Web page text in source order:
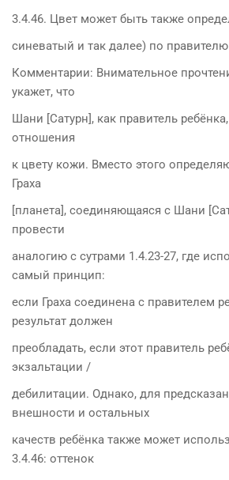
3.4.46. Цвет может быть также
синеватый и так далее) по
Комментарии: Внимательное
укажет, что
Шани [Сатурн], как правитель
отношения
к цвету кожи. Вместо этого
Граха
[планета], соединяющаяся с Шани
провести
аналогию с сутрами 1.4.23-27, где
самый принцип:
если Граха соединена с правителем
результат должен
преобладать, если этот правитель
экзальтации /
дебилитации. Однако, для
внешности и остальных
качеств ребёнка также может
3.4.46: оттенок